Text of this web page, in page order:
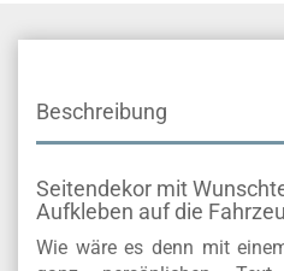
Beschreibung
Seitendekor mit
Aufkleben auf die
Wie wäre es denn mit